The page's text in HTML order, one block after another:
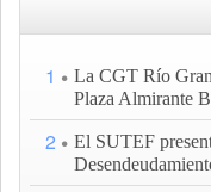
1
La CGT Río
Plaza Almirante
2
El SUTEF